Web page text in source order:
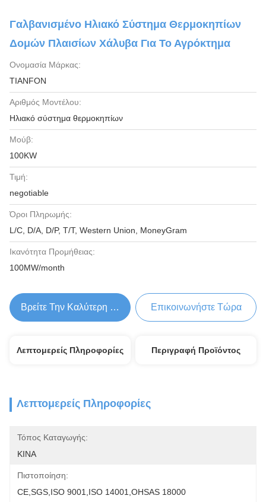
Γαλβανισμένο Ηλιακό Σύστημα Θερμοκηπίων
Δομών Πλαισίων Χάλυβα Για Το Αγρόκτημα
Ονομασία Μάρκας:
TIANFON
Αριθμός Μοντέλου:
Ηλιακό σύστημα θερμοκηπίων
Μούβ:
100KW
Τιμή:
negotiable
Όροι Πληρωμής:
L/C, D/A, D/P, T/T, Western Union, MoneyGram
Ικανότητα Προμήθειας:
100MW/month
Βρείτε Την Καλύτερη Τιμή Επικοινωνήστε Τώρα
Λεπτομερείς Πληροφορίες Περιγραφή Προϊόντος
Λεπτομερείς Πληροφορίες
Τόπος Καταγωγής:
ΚΙΝΑ
Πιστοποίηση:
CE,SGS,ISO 9001,ISO 14001,OHSAS 18000